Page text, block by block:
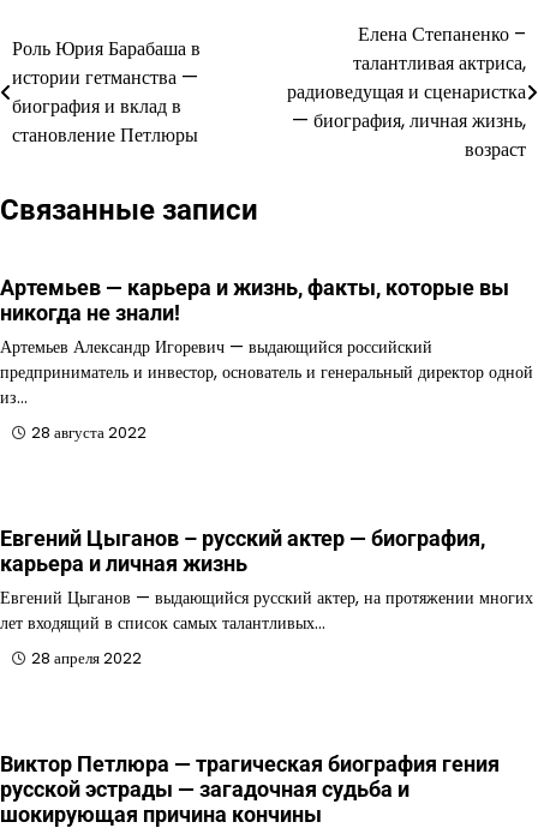
Навигация
по
записям
Роль Юрия Барабаша в
истории гетманства —
биография и вклад в
становление Петлюры
Елена Степаненко –
талантливая актриса,
радиоведущая и сценаристка
— биография, личная жизнь,
возраст
Связанные записи
Артемьев — карьера и жизнь, факты, которые вы
никогда не знали!
Артемьев Александр Игоревич — выдающийся российский
предприниматель и инвестор, основатель и генеральный директор одной
из…
28 августа 2022
Евгений Цыганов – русский актер — биография,
карьера и личная жизнь
Евгений Цыганов — выдающийся русский актер, на протяжении многих
лет входящий в список самых талантливых…
28 апреля 2022
Виктор Петлюра — трагическая биография гения
русской эстрады — загадочная судьба и
шокирующая причина кончины